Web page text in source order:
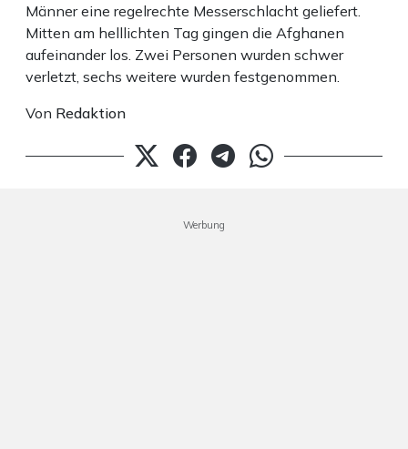
Männer eine regelrechte Messerschlacht geliefert.
Mitten am helllichten Tag gingen die Afghanen
aufeinander los. Zwei Personen wurden schwer
verletzt, sechs weitere wurden festgenommen.
Von Redaktion
Werbung